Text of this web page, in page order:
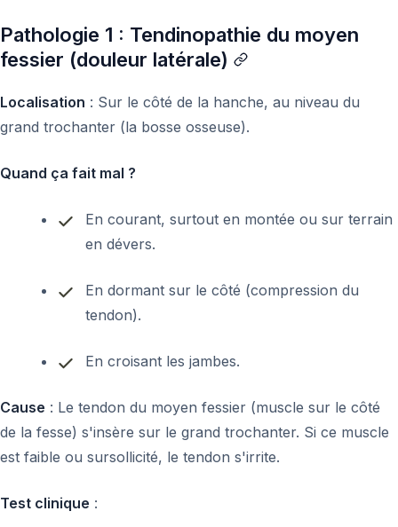
Pathologie 1 : Tendinopathie du moyen
fessier (douleur latérale)
Localisation : Sur le côté de la hanche, au niveau du
grand trochanter (la bosse osseuse).
Quand ça fait mal ?
En courant, surtout en montée ou sur terrain
en dévers.
En dormant sur le côté (compression du
tendon).
En croisant les jambes.
Cause : Le tendon du moyen fessier (muscle sur le côté
de la fesse) s'insère sur le grand trochanter. Si ce muscle
est faible ou sursollicité, le tendon s'irrite.
Test clinique :